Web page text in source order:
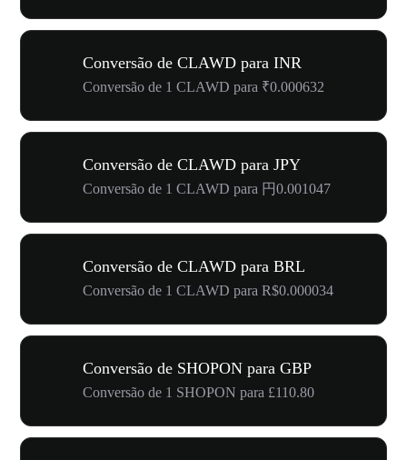
Conversão de CLAWD para INR
Conversão de 1 CLAWD para ₹0.000632
Conversão de CLAWD para JPY
Conversão de 1 CLAWD para 円0.001047
Conversão de CLAWD para BRL
Conversão de 1 CLAWD para R$0.000034
Conversão de SHOPON para GBP
Conversão de 1 SHOPON para £110.80